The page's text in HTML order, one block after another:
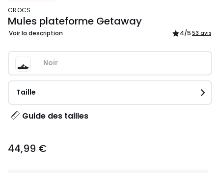
CROCS
Mules plateforme Getaway
Voir la description 4/5 53 avis
Noir
Taille
Guide des tailles
€.
44,99 €